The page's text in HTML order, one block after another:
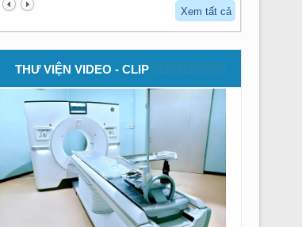
Xem tất cả
THƯ VIỆN VIDEO - CLIP